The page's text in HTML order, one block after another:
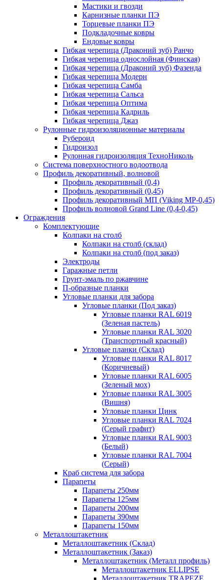
Мастики и гвозди
Карнизные планки ПЭ
Торцевые планки ПЭ
Подкладочные ковры
Ендовые ковры
Гибкая черепица (Драконий зуб) Ранчо
Гибкая черепица однослойная (Финская)
Гибкая черепица (Драконий зуб) Фазенда
Гибкая черепица Модерн
Гибкая черепица Самба
Гибкая черепица Сальса
Гибкая черепица Оптима
Гибкая черепица Кадриль
Гибкая черепица Джаз
Рулонные гидроизоляционные материалы
Рубероид
Гидроизол
Рулонная гидроизоляция ТехноНиколь
Система поверхностного водоотвода
Профиль декоративный, волновой
Профиль декоративный (0,4)
Профиль декоративный (0,45)
Профиль декоративный МП (Viking MP-0,45)
Профиль волновой Grand Line (0,4-0,45)
Ограждения
Комплектующие
Колпаки на столб
Колпаки на столб (склад)
Колпаки на столб (под заказ)
Электроды
Гаражные петли
Грунт-эмаль по ржавчине
П-образные планки
Угловые планки для забора
Угловые планки (Под заказ)
Угловые планки RAL 6019
(Зеленая пастель)
Угловые планки RAL 3020
(Транспортный красный)
Угловые планки (Склад)
Угловые планки RAL 8017
(Коричневый)
Угловые планки RAL 6005
(Зеленый мох)
Угловые планки RAL 3005
(Вишня)
Угловые планки Цинк
Угловые планки RAL 7024
(Серый графит)
Угловые планки RAL 9003
(Белый)
Угловые планки RAL 7004
(Серый)
Краб система для забора
Парапеты
Парапеты 250мм
Парапеты 125мм
Парапеты 200мм
Парапеты 390мм
Парапеты 150мм
Металлоштакетник
Металлоштакетник (Склад)
Металлоштакетник (Заказ)
Металлоштакетник (Металл профиль)
Металлоштакетник ELLIPSE
Металлоштакетник TRAPEZE